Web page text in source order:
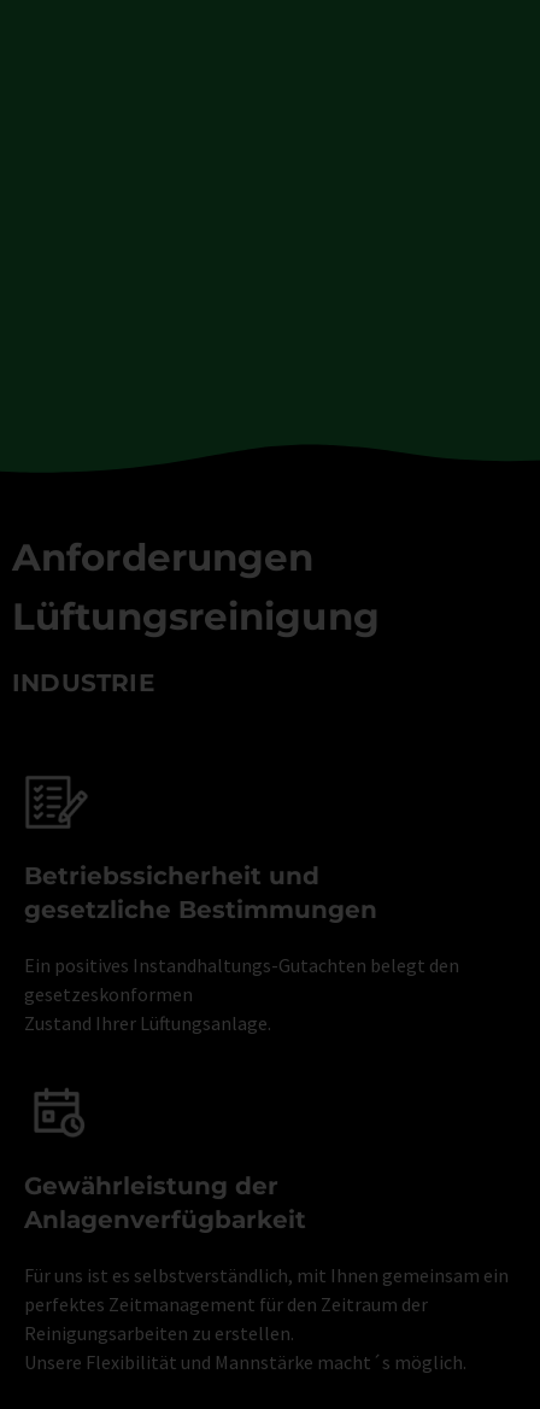
Anforderungen
Lüftungsreinigung
INDUSTRIE
Betriebssicherheit und
gesetzliche Bestimmungen
Ein positives Instandhaltungs-Gutachten belegt den
gesetzeskonformen
Zustand Ihrer Lüftungsanlage.
Gewährleistung der
Anlagenverfügbarkeit
Für uns ist es selbstverständlich, mit Ihnen gemeinsam ein
perfektes Zeitmanagement für den Zeitraum der
Reinigungsarbeiten zu erstellen.
Unsere Flexibilität und Mannstärke macht´s möglich.